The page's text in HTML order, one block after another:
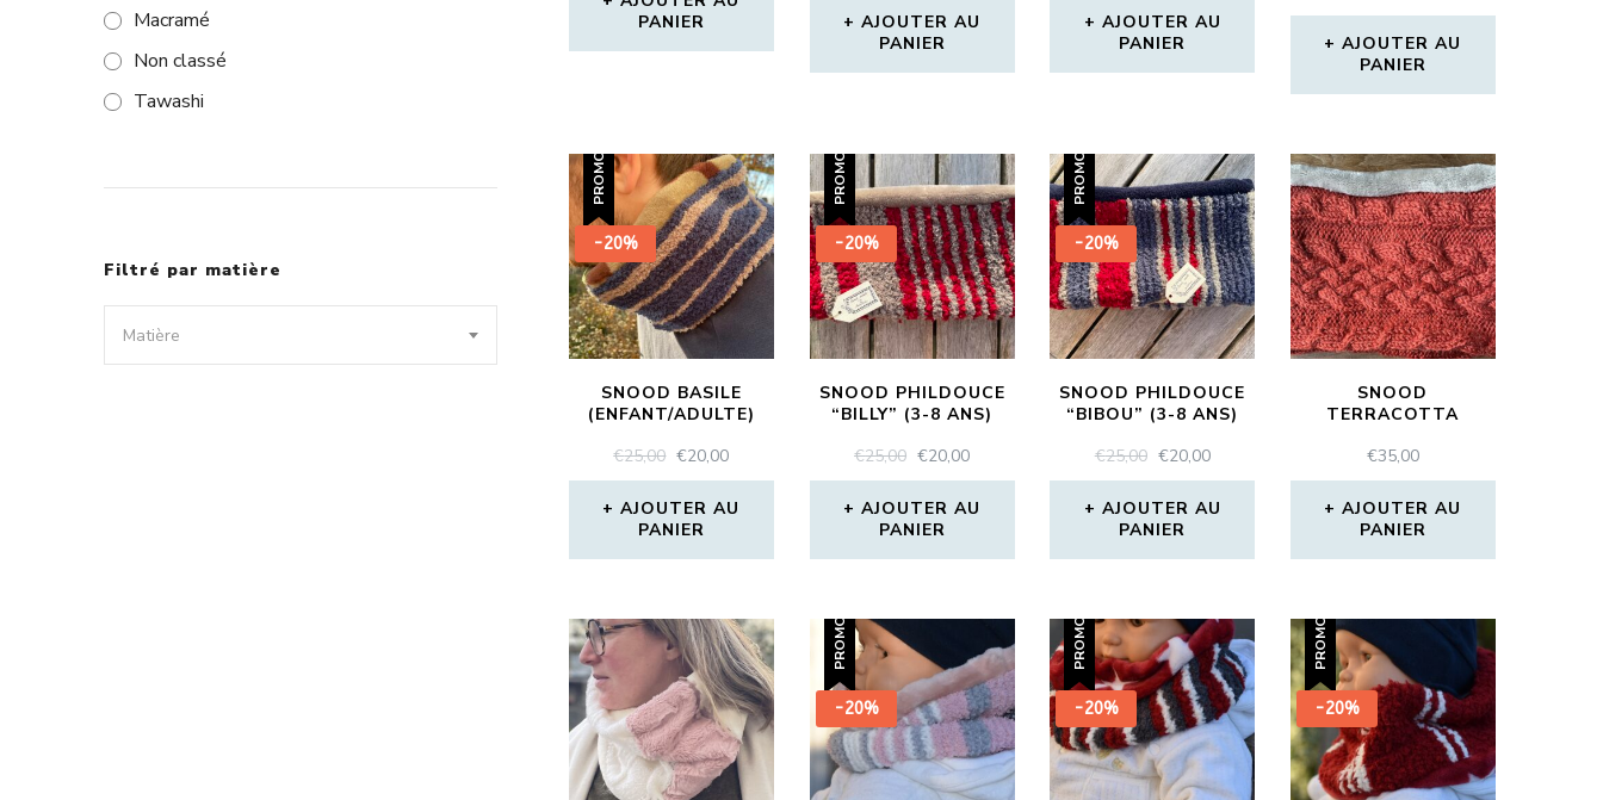
PANIER
AJOUTER AU
PANIER
AJOUTER AU
PANIER
AJOUTER AU
PANIER
PROMO !
-20%
SNOOD BASILE
(ENFANT/ADULTE)
€25,00 LE
PRIX
INITIAL
ÉTAIT :
€25,00.
€20,00LE
PRIX
ACTUEL
€20,00.
AJOUTER AU
PANIER
PROMO !
-20%
SNOOD PHILDOUCE
“BILLY” (3-8 ANS)
€25,00 LE
PRIX
INITIAL
ÉTAIT :
€25,00.
€20,00LE
PRIX
ACTUEL
€20,00.
AJOUTER AU
PANIER
PROMO !
-20%
SNOOD PHILDOUCE
“BIBOU” (3-8 ANS)
€25,00 LE
PRIX
INITIAL
ÉTAIT :
€25,00.
€20,00LE
PRIX
ACTUEL
€20,00.
AJOUTER AU
PANIER
SNOOD
TERRACOTTA
€35,00
AJOUTER AU
PANIER
PROMO !
-20%
PROMO !
-20%
PROMO !
-20%
Macramé
Non classé
Tawashi
Filtré par matière
Matière